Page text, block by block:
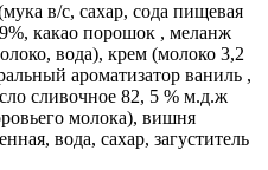
в/с, сахар, сода пищевая
какао порошок , меланж
вода), крем (молоко 3,2
ароматизатор ваниль ,
сливочное 82, 5 % м.д.ж
молока), вишня
вода, сахар, загуститель